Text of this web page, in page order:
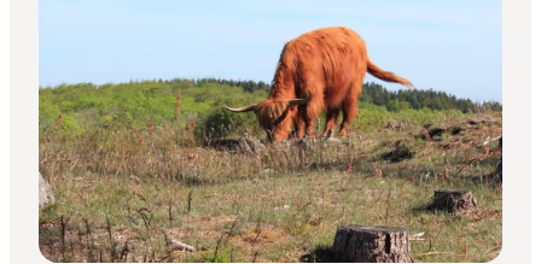
Essen & Übernachtung
Tickets kaufen
Plane deine Reise